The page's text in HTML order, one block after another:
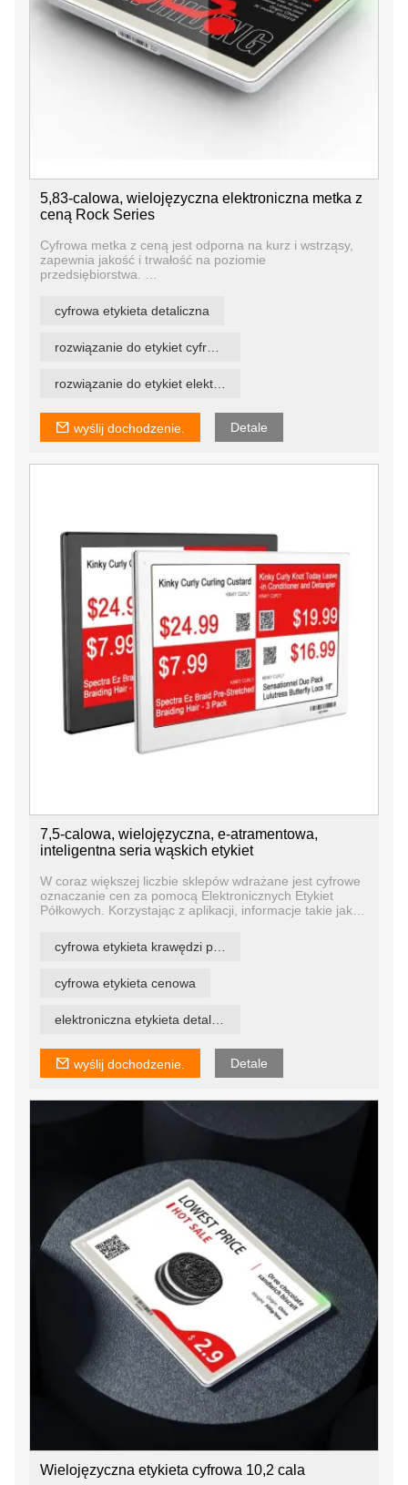
5,83-calowa, wielojęzyczna elektroniczna metka z
ceną Rock Series
Cyfrowa metka z ceną jest odporna na kurz i wstrząsy,
zapewnia jakość i trwałość na poziomie
przedsiębiorstwa.
Solidny jak skała, dlatego nazywamy te etykiety ESL
ROCK TAGS.
cyfrowa etykieta detaliczna
wyślij dochodzenie. Detale
7,5-calowa, wielojęzyczna, e-atramentowa,
inteligentna seria wąskich etykiet
W coraz większej liczbie sklepów wdrażane jest cyfrowe
oznaczanie cen za pomocą Elektronicznych Etykiet
Półkowych. Korzystając z aplikacji, informacje takie jak
wyświetlane bezpośrednio na półce dla klienta.
Elektroniczne etykiety na półki firmy YalaTech są
są również wykorzystywane w fabrykach jako etykiety
karty menu lub w sektorze imprez do akredytacji.
cyfrowa etykieta cenowa
wyślij dochodzenie. Detale
Wielojęzyczna etykieta cyfrowa 10,2 cala